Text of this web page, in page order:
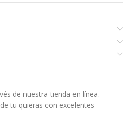
de nuestra tienda en línea.
tu quieras con excelentes